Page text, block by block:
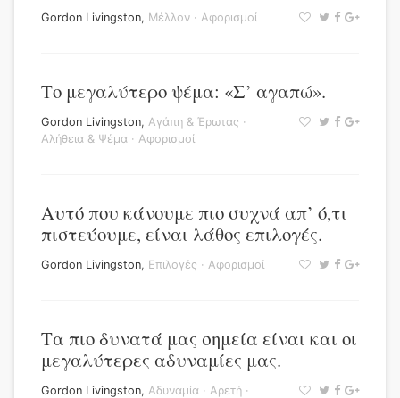
Gordon Livingston, Μέλλον · Αφορισμοί
Το μεγαλύτερο ψέμα: «Σ’ αγαπώ».
Gordon Livingston, Αγάπη & Έρωτας ·
Αλήθεια & Ψέμα · Αφορισμοί
Αυτό που κάνουμε πιο συχνά απ’ ό,τι
πιστεύουμε, είναι λάθος επιλογές.
Gordon Livingston, Επιλογές · Αφορισμοί
Τα πιο δυνατά μας σημεία είναι και οι
μεγαλύτερες αδυναμίες μας.
Gordon Livingston, Αδυναμία · Αρετή ·